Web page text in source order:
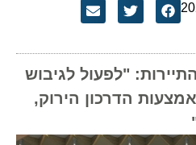
"לפעול לגיבוש
הדרכון הירוק,